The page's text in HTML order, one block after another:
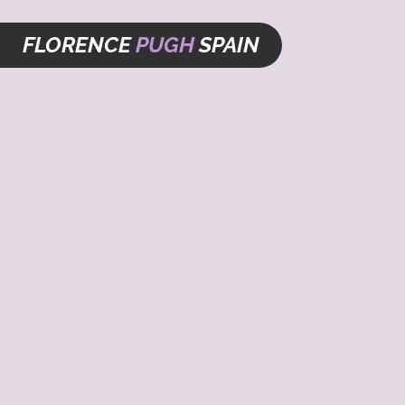
FLORENCEPUGHSPAIN